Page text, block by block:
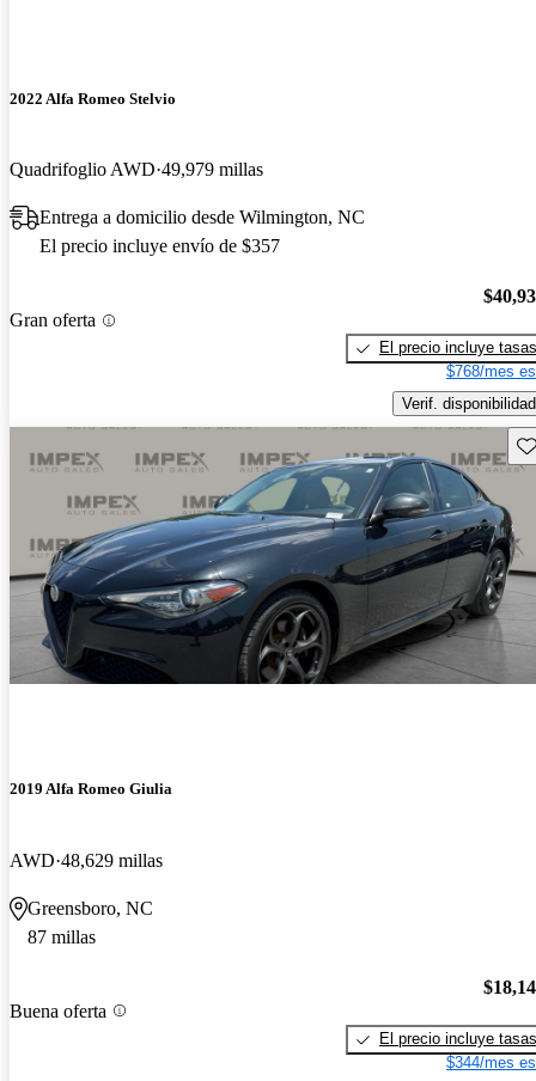
2022 Alfa Romeo Stelvio
Quadrifoglio AWD 49,979 millas
Entrega a domicilio desde Wilmington, NC
El precio incluye envío de $357
Gran oferta
El precio incluye tasas
$768/mes
Verif. disponibilidad
2019 Alfa Romeo Giulia
AWD 48,629 millas
Greensboro, NC
87 millas
Buena oferta
El precio incluye tasas
$344/mes